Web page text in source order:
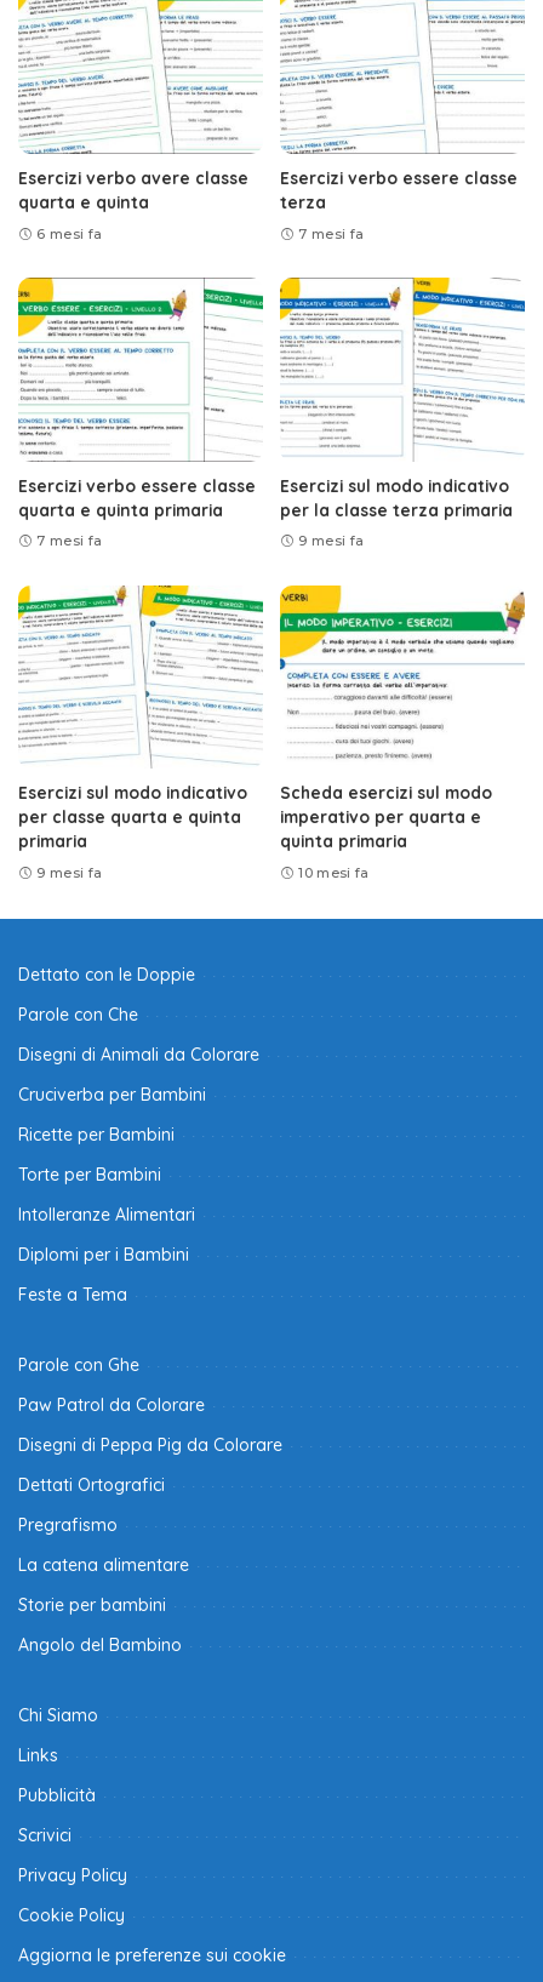
Esercizi verbo avere classe
quarta e quinta
6 mesi fa
Esercizi verbo essere classe
terza
7 mesi fa
Esercizi verbo essere classe
quarta e quinta primaria
7 mesi fa
Esercizi sul modo indicativo
per la classe terza primaria
9 mesi fa
Esercizi sul modo indicativo
per classe quarta e quinta
primaria
9 mesi fa
Scheda esercizi sul modo
imperativo per quarta e
quinta primaria
10 mesi fa
Dettato con le Doppie
Parole con Che
Disegni di Animali da Colorare
Cruciverba per Bambini
Ricette per Bambini
Torte per Bambini
Intolleranze Alimentari
Diplomi per i Bambini
Feste a Tema
Parole con Ghe
Paw Patrol da Colorare
Disegni di Peppa Pig da Colorare
Dettati Ortografici
Pregrafismo
La catena alimentare
Storie per bambini
Angolo del Bambino
Chi Siamo
Links
Pubblicità
Scrivici
Privacy Policy
Cookie Policy
Aggiorna le preferenze sui cookie